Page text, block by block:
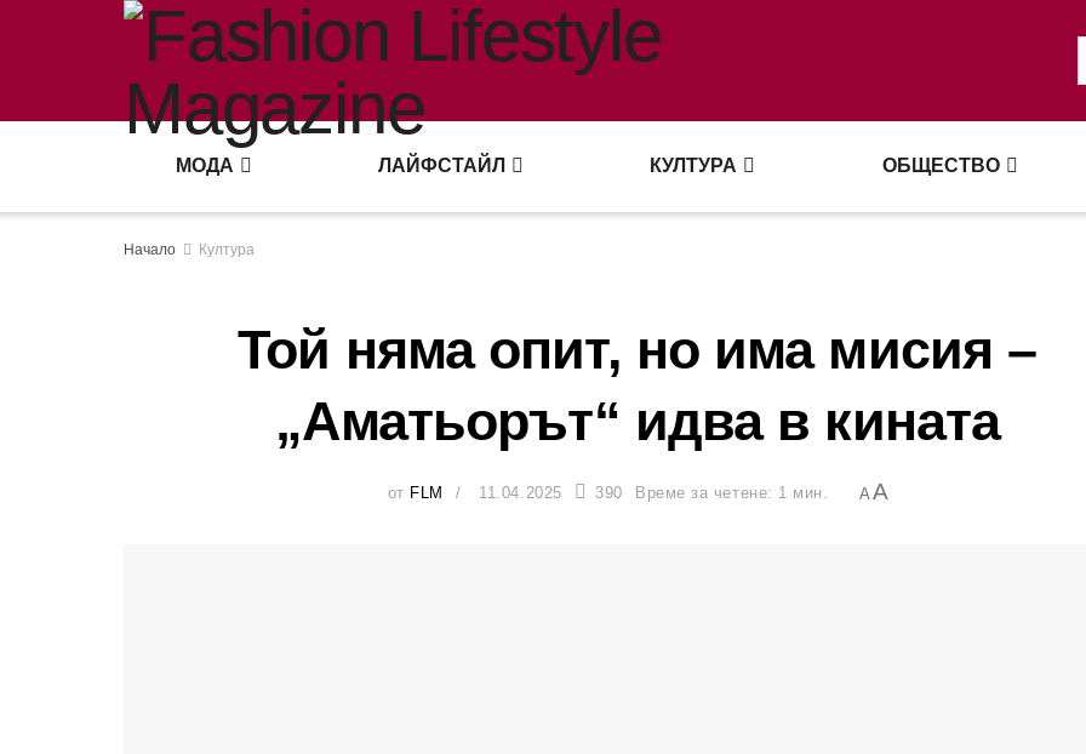
МОДА ЛАЙФСТАЙЛ КУЛТУРА ОБЩЕСТВО
Начало Култура
Той няма опит, но има мисия –
„Аматьорът“ идва в кината
от FLM 11.04.2025 390 Време за четене: 1 мин. AA